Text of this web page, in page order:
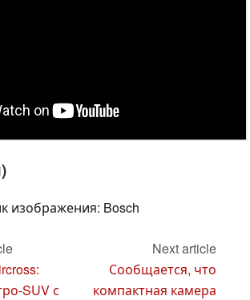
изображения: Bosch
SUV с
Next article
Сообщается, что
компактная камера